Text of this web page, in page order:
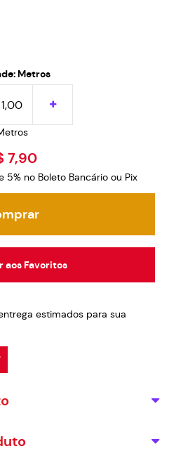
Metros
7,90
5% no Boleto Bancário ou Pix
aos Favoritos
estimados para sua